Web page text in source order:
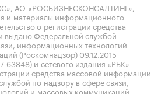
АО «РОСБИЗНЕСКОНСАЛТИНГ»,
и материалы информационного
о регистрации средства
выдано Федеральной службой
информационных технологий
(Роскомнадзор) 09.12.2015
и сетевого издания «РБК»
средства массовой информации
по надзору в сфере связи,
и массовых коммуникаций